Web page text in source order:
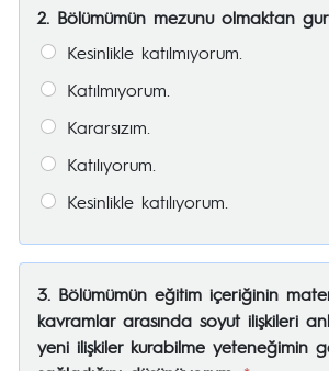
2. Bölümümün mezunu olmaktan
Kesinlikle katılmıyorum.
Katılmıyorum.
Kararsızım.
Katılıyorum.
Kesinlikle katılıyorum.
3. Bölümümün eğitim içeriğinin
kavramlar arasında soyut ilişkileri
yeni ilişkiler kurabilme yeteneğimin